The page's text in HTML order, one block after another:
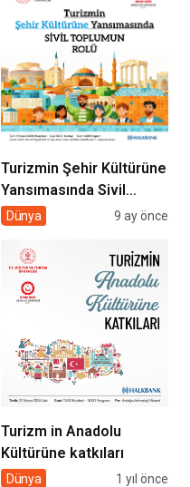
Turizmin Şehir Kültürüne
Yansımasında Sivil
Toplumun Rolü
Dünya 9 ay önce
Turizm in Anadolu
Kültürüne katkıları
Dünya 1 yıl önce